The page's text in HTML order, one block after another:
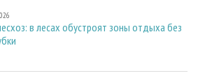
в лесах обустроят зоны отдыха без